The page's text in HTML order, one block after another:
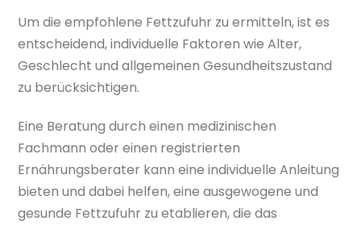
Um die empfohlene Fettzufuhr zu ermitteln, ist es
entscheidend, individuelle Faktoren wie Alter,
Geschlecht und allgemeinen Gesundheitszustand
zu berücksichtigen.
Eine Beratung durch einen medizinischen
Fachmann oder einen registrierten
Ernährungsberater kann eine individuelle Anleitung
bieten und dabei helfen, eine ausgewogene und
gesunde Fettzufuhr zu etablieren, die das